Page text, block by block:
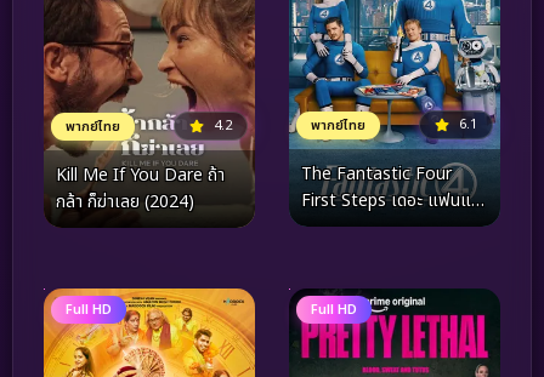
พากย์ไทย 4.2
Kill Me If You Dare ถ้า
กล้า ก็ฆ่าเลย (2024)
พากย์ไทย 6.1
The Fantastic Four
First Steps เดอะ แฟนแท
สติก 4 จุดเริ่มต้นปฐมบทใหม่
Full HD Full HD